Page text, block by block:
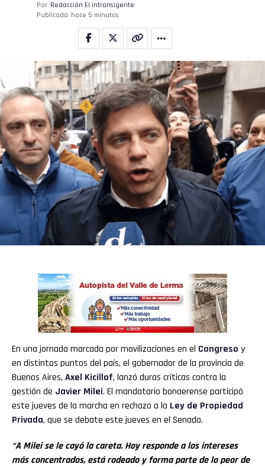
Por Redacción El intransigente
Publicado hace 5 minutos
En una jornada marcada por movilizaciones en el Congreso y
en distintos puntos del país, el gobernador de la provincia de
Buenos Aires, Axel Kicillof, lanzó duras críticas contra la
gestión de Javier Milei. El mandatario bonaerense participó
este jueves de la marcha en rechazo a la Ley de Propiedad
Privada, que se debate este jueves en el Senado.
“A Milei se le cayó la careta. Hoy responde a los intereses
más concentrados, está rodeado y forma parte de lo peor de